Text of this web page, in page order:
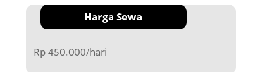
Harga Sewa
Rp 450.000/hari